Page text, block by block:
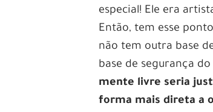
especial! Ele era
Então, tem esse
não tem outra base
base de segurança
mente livre seria
forma mais direta a